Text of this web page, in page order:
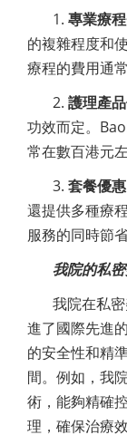
1. 專業療
的複雜程度和
療程的費用通
2. 護理產
功效而定。
常在數百港元
3. 套餐優惠
還提供多種療
服務的同時節
我院的私
我院在私
進了國際先進
的安全性和精
間。例如，我
術，能夠精確
理，確保治療